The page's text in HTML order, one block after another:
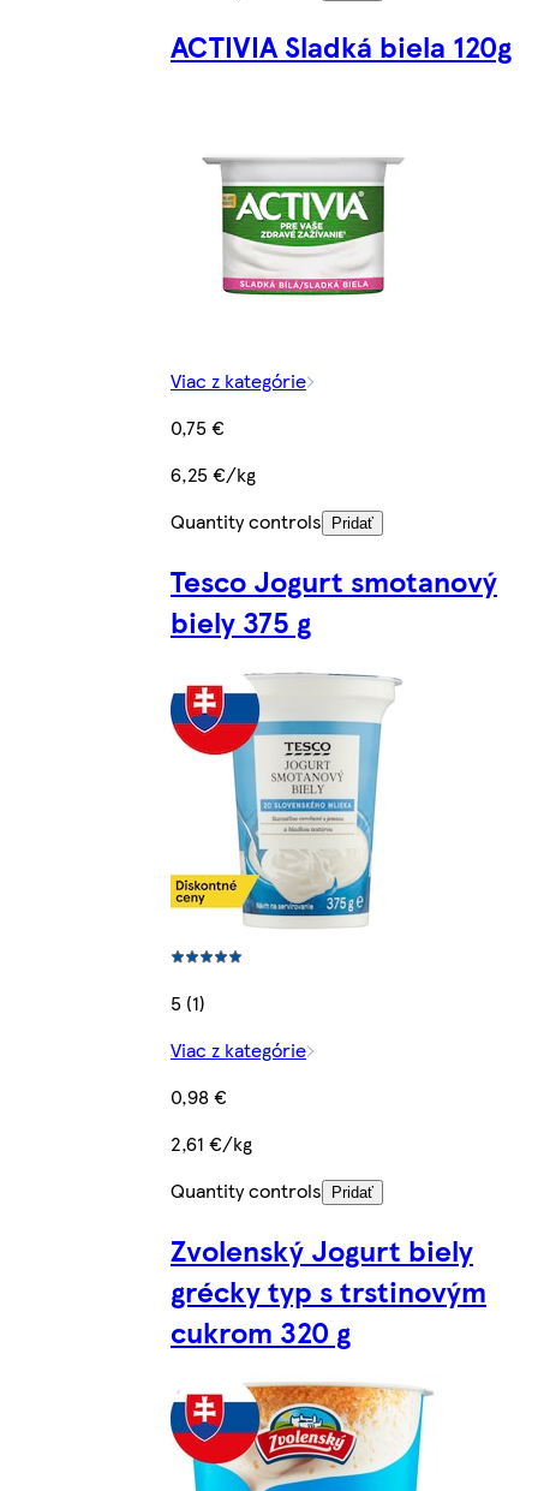
ACTIVIA Sladká biela 120g
Viac z kategórie
0,75 €
6,25 €/kg
Quantity controls
Pridať
Tesco Jogurt smotanový
biely 375 g
5 (1)
Viac z kategórie
0,98 €
2,61 €/kg
Quantity controls
Pridať
Zvolenský Jogurt biely
grécky typ s trstinovým
cukrom 320 g